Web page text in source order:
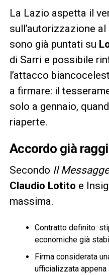
La Lazio aspetta il
sull’autorizzazione
sono già puntati su
di Sarri e possibile
l’attacco
a firmare: il
solo a gennaio,
riaperte.
Accordo già
Secondo Il
Claudio Lotito e
massima.
Contratto definito:
economiche già
Firma considerata
ufficializzata appena